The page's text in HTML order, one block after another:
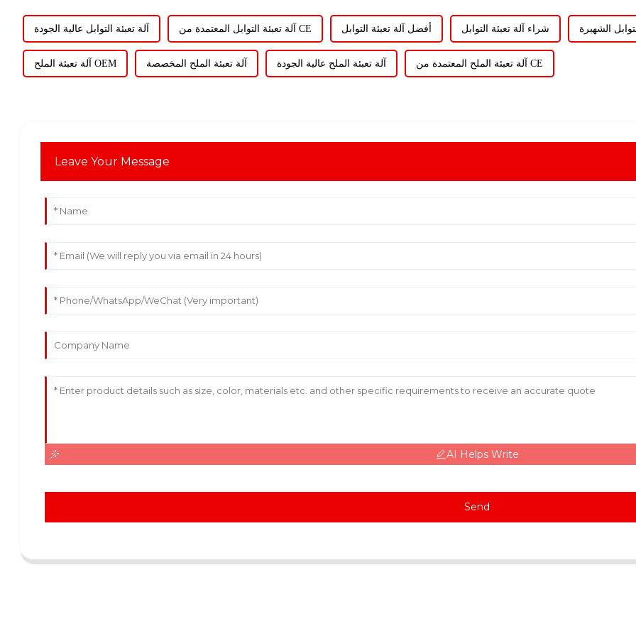
آلة تعبئة التوابل عالية الجودة آلة تعبئة التوابل المعتمدة من CE أفضل آلة تعبئة التوابل شراء آلة تعبئة التوابل الشهيرة
آلة تعبئة الملح OEM آلة تعبئة الملح المخصصة آلة تعبئة الملح عالية الجودة آلة تعبئة الملح المعتمدة من CE
Leave Your Message
AI Helps Write
Send